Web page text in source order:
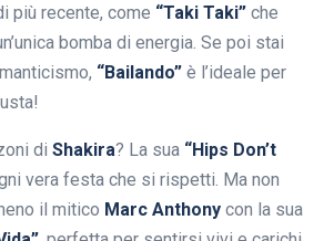
più recente, come “Taki Taki” che
bomba di energia. Se poi stai
“Bailando” è l’ideale per
di Shakira? La sua “Hips Don’t
vera festa che si rispetti. Ma non
il mitico Marc Anthony con la sua